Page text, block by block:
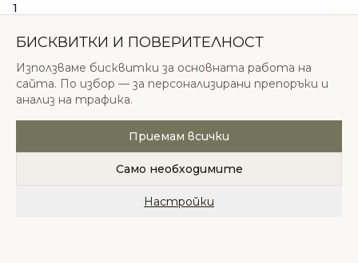
1
sales@odonatacosmetics.com
Нед: 11:00 – 18:00
© 2026 Одоната Козметикс ООД. Всички права
запазени.
Политика за поверителностОбщи условия
БИСКВИТКИ И ПОВЕРИТЕЛНОСТ
Използваме бисквитки за основната работа на
сайта. По избор — за персонализирани препоръки и
анализ на трафика.
Приемам всички
Само необходимите
Настройки